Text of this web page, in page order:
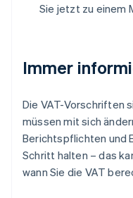
Sie jetzt zu einem
Immer
Die VAT-Vorschriften
müssen mit sich
Berichtspflichten und
Schritt halten – das
wann Sie die VAT